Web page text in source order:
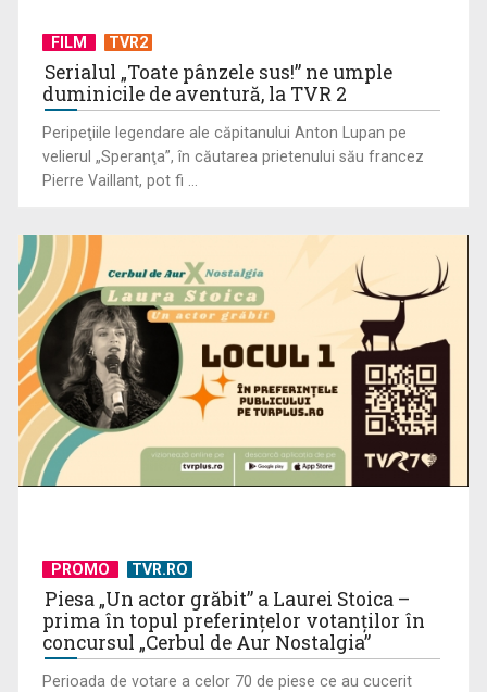
„Dansatoarea din umbră”, un thriller psihologic despre
UNTOLD ONE, la Cluj-Napoca | VIDEO
FILM TVR2
Serialul „Toate pânzele sus!” ne umple
duminicile de aventură, la TVR 2
Peripeţiile legendare ale căpitanului Anton Lupan pe
velierul „Speranţa”, în căutarea prietenului său francez
Pierre Vaillant, pot fi ...
PROMO TVR.RO
Piesa „Un actor grăbit” a Laurei Stoica –
prima în topul preferinţelor votanţilor în
concursul „Cerbul de Aur Nostalgia”
Perioada de votare a celor 70 de piese ce au cucerit